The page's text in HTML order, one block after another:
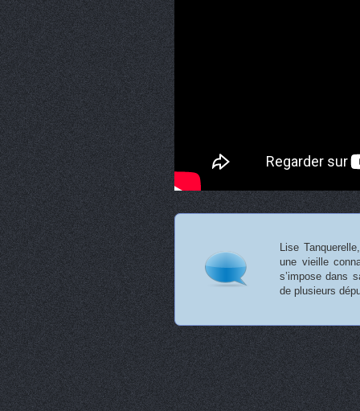
Lise
une vieille
s’impose dans
de plusieurs